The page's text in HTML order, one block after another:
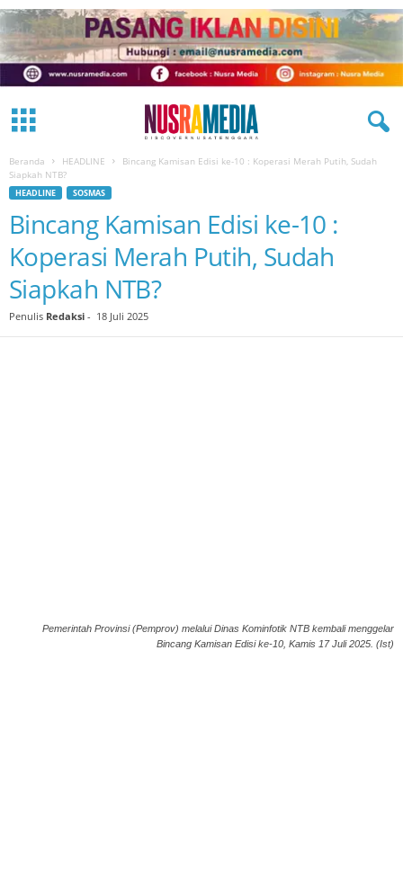
Beranda HEADLINE
Bincang Kamisan Edisi ke-10 : Koperasi Merah Putih, Sudah
Siapkah NTB?
HEADLINE SOSMAS
Bincang Kamisan Edisi ke-10 :
Koperasi Merah Putih, Sudah
Siapkah NTB?
Penulis Redaksi - 18 Juli 2025
Pemerintah Provinsi (Pemprov) melalui Dinas Kominfotik NTB kembali menggelar
Bincang Kamisan Edisi ke-10, Kamis 17 Juli 2025. (Ist)